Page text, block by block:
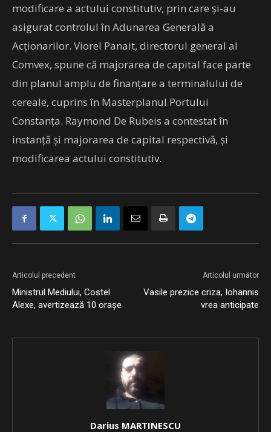
modificare a actului constitutiv, prin care şi-au
asigurat controlul în Adunarea Generală a
Acţionarilor. Viorel Panait, directorul general al
Comvex, spune că majorarea de capital face parte
din planul amplu de finanţare a terminalului de
cereale, cuprins în Masterplanul Portului
Constanţa. Raymond De Rubeis a contestat în
instanţă şi majorarea de capital respectivă, şi
modificarea actului constitutiv.
Articolul precedent
Ministrul Mediului, Costel
Alexe, avertizează 10 orașe
Articolul următor
Vasile prezice criza, Iohannis
vrea anticipate
Darius MARTINESCU